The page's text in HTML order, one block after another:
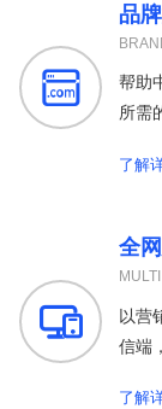

品
帮助
所需
了解

全
以营
信端
了解